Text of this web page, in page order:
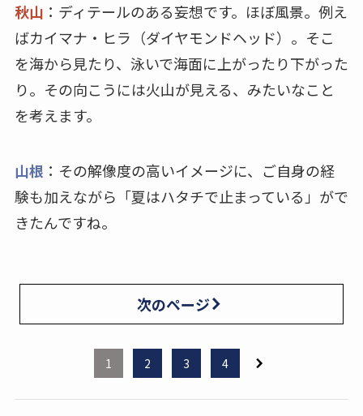
秋山 ：ディテールのある妄想です。ほぼ風景。例え
ばカイマナ・ヒラ（ダイヤモンドヘッド）。そこ
を海から見たり、泳いで海面に上がったり下がった
り。その向こうには火山が見える、みたいなこと
を考えます。
山根 ：その解像度の高いイメージに、ご自身の経
験も加えながら「夏はハタチで止まっている」がで
きたんですね。
次のページ
1 2 3 4